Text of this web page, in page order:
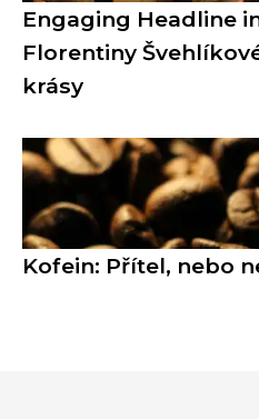
Engaging Headline
Florentiny
krásy
Kofein: Přítel, nebo